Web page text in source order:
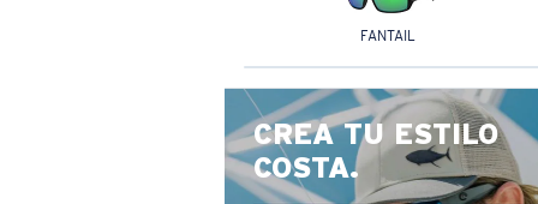
FANTAIL
CREA TU ESTILO
COSTA.